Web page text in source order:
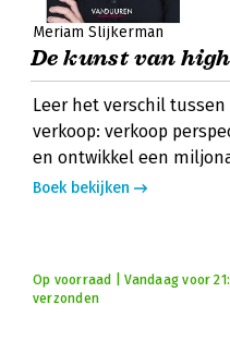
Meriam Slijkerman
De kunst van
Leer het verschil
verkoop: verkoop
en ontwikkel een
Boek bekijken
Op voorraad | Vandaag voor
verzonden